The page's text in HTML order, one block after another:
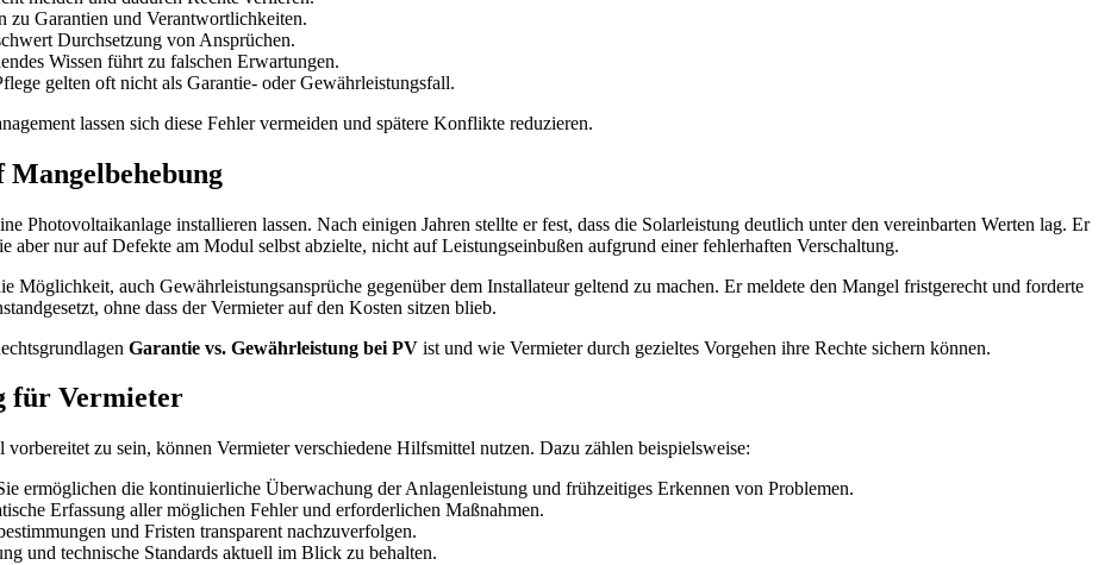
zu Garantien und Verantwortlichkeiten.
Durchsetzung von Ansprüchen.
Wissen führt zu falschen Erwartungen.
gelten oft nicht als Garantie- oder Gewährleistungsfall.
lassen sich diese Fehler vermeiden und spätere Konflikte reduzieren.
Photovoltaikanlage installieren lassen. Nach einigen Jahren stellte er fest, dass die Solarleistung deutlich unter den vereinbarten Werten lag. Er
aber nur auf Defekte am Modul selbst abzielte, nicht auf Leistungseinbußen aufgrund einer fehlerhaften Verschaltung.
Möglichkeit, auch Gewährleistungsansprüche gegenüber dem Installateur geltend zu machen. Er meldete den Mangel fristgerecht und forderte
ohne dass der Vermieter auf den Kosten sitzen blieb.
Garantie vs. Gewährleistung bei PV ist und wie Vermieter durch gezieltes Vorgehen ihre Rechte sichern können.
für Vermieter
zu sein, können Vermieter verschiedene Hilfsmittel nutzen. Dazu zählen beispielsweise:
ermöglichen die kontinuierliche Überwachung der Anlagenleistung und frühzeitiges Erkennen von Problemen.
Erfassung aller möglichen Fehler und erforderlichen Maßnahmen.
und Fristen transparent nachzuverfolgen.
und technische Standards aktuell im Blick zu behalten.